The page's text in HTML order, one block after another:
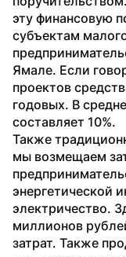
эту финансовую
субъектам
Ямале. Если
проектов
годовых. В
составляет 10%.
Также
мы возмещаем
энергетической
электричество.
миллионов
затрат. Также